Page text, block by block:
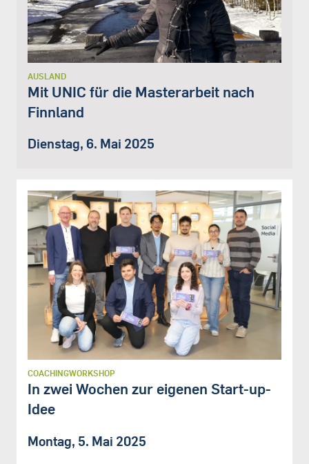
AUSLAND
Mit UNIC für die Masterarbeit nach
Finnland
Dienstag, 6. Mai 2025
COACHINGWORKSHOP
In zwei Wochen zur eigenen Start-up-
Idee
Montag, 5. Mai 2025